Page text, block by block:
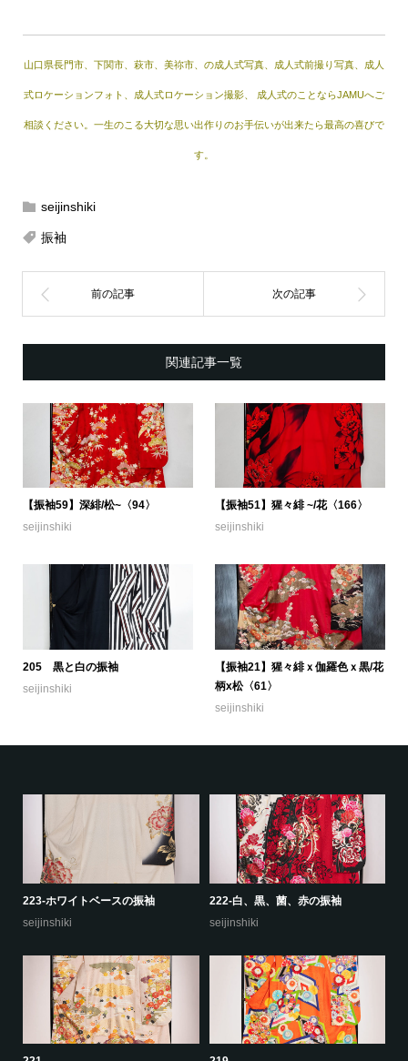
山口県長門市、下関市、萩市、美祢市、の成人式写真、成人式前撮り写真、成人
式ロケーションフォト、成人式ロケーション撮影、 成人式のことならJAMUへご
相談ください。一生のこる大切な思い出作りのお手伝いが出来たら最高の喜びで
す。
seijinshiki
振袖
関連記事一覧
【振袖59】深緋/松~〈94〉
seijinshiki
【振袖51】猩々緋 ~/花〈166〉
seijinshiki
205 黒と白の振袖
seijinshiki
【振袖21】猩々緋ｘ伽羅色ｘ黒/花
柄x松〈61〉
seijinshiki
223-ホワイトベースの振袖
seijinshiki
222-白、黒、菌、赤の振袖
seijinshiki